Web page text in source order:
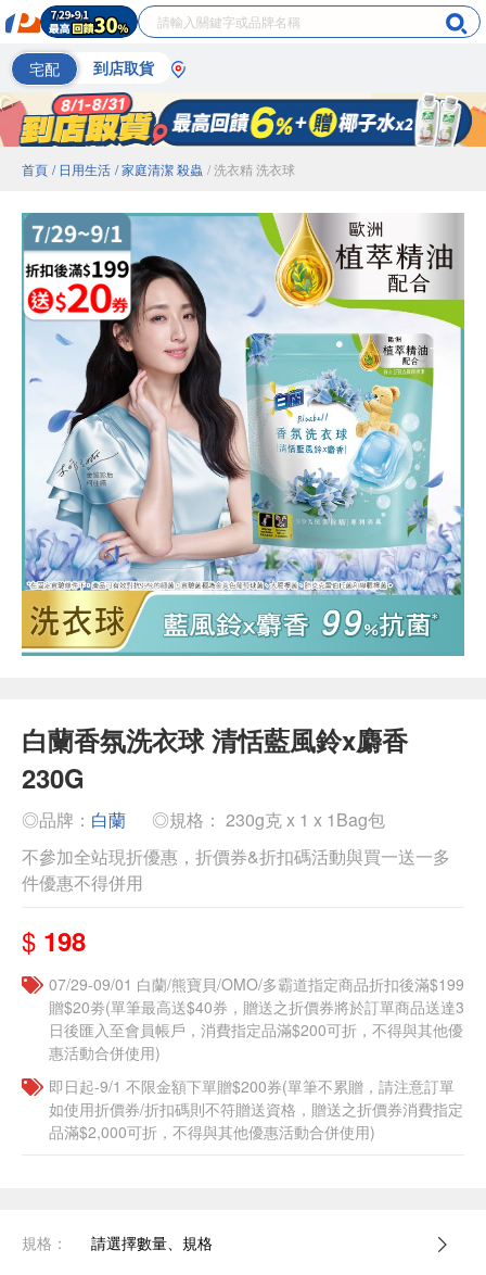
宅配 到店取貨
首頁 / 日用生活 / 家庭清潔 殺蟲 / 洗衣精 洗衣球
白蘭香氛洗衣球 清恬藍風鈴x麝香
230G
◎品牌： 白蘭
◎規格： 230g克 x 1 x 1Bag包
不參加全站現折優惠，折價券&折扣碼活動與買一送一多
件優惠不得併用
$ 198
07/29-09/01 白蘭/熊寶貝/OMO/多霸道指定商品折扣後滿$199
贈$20劵(單筆最高送$40券，贈送之折價券將於訂單商品送達3
日後匯入至會員帳戶，消費指定品滿$200可折，不得與其他優
惠活動合併使用)
即日起-9/1 不限金額下單贈$200券(單筆不累贈，請注意訂單
如使用折價券/折扣碼則不符贈送資格，贈送之折價券消費指定
品滿$2,000可折，不得與其他優惠活動合併使用)
規格： 請選擇數量、規格